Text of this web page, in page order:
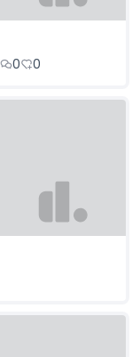
0 0